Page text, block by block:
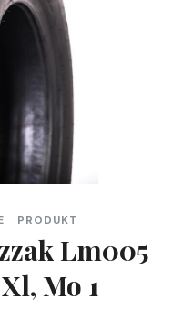
PRODUKT
Lm005
Mo 1